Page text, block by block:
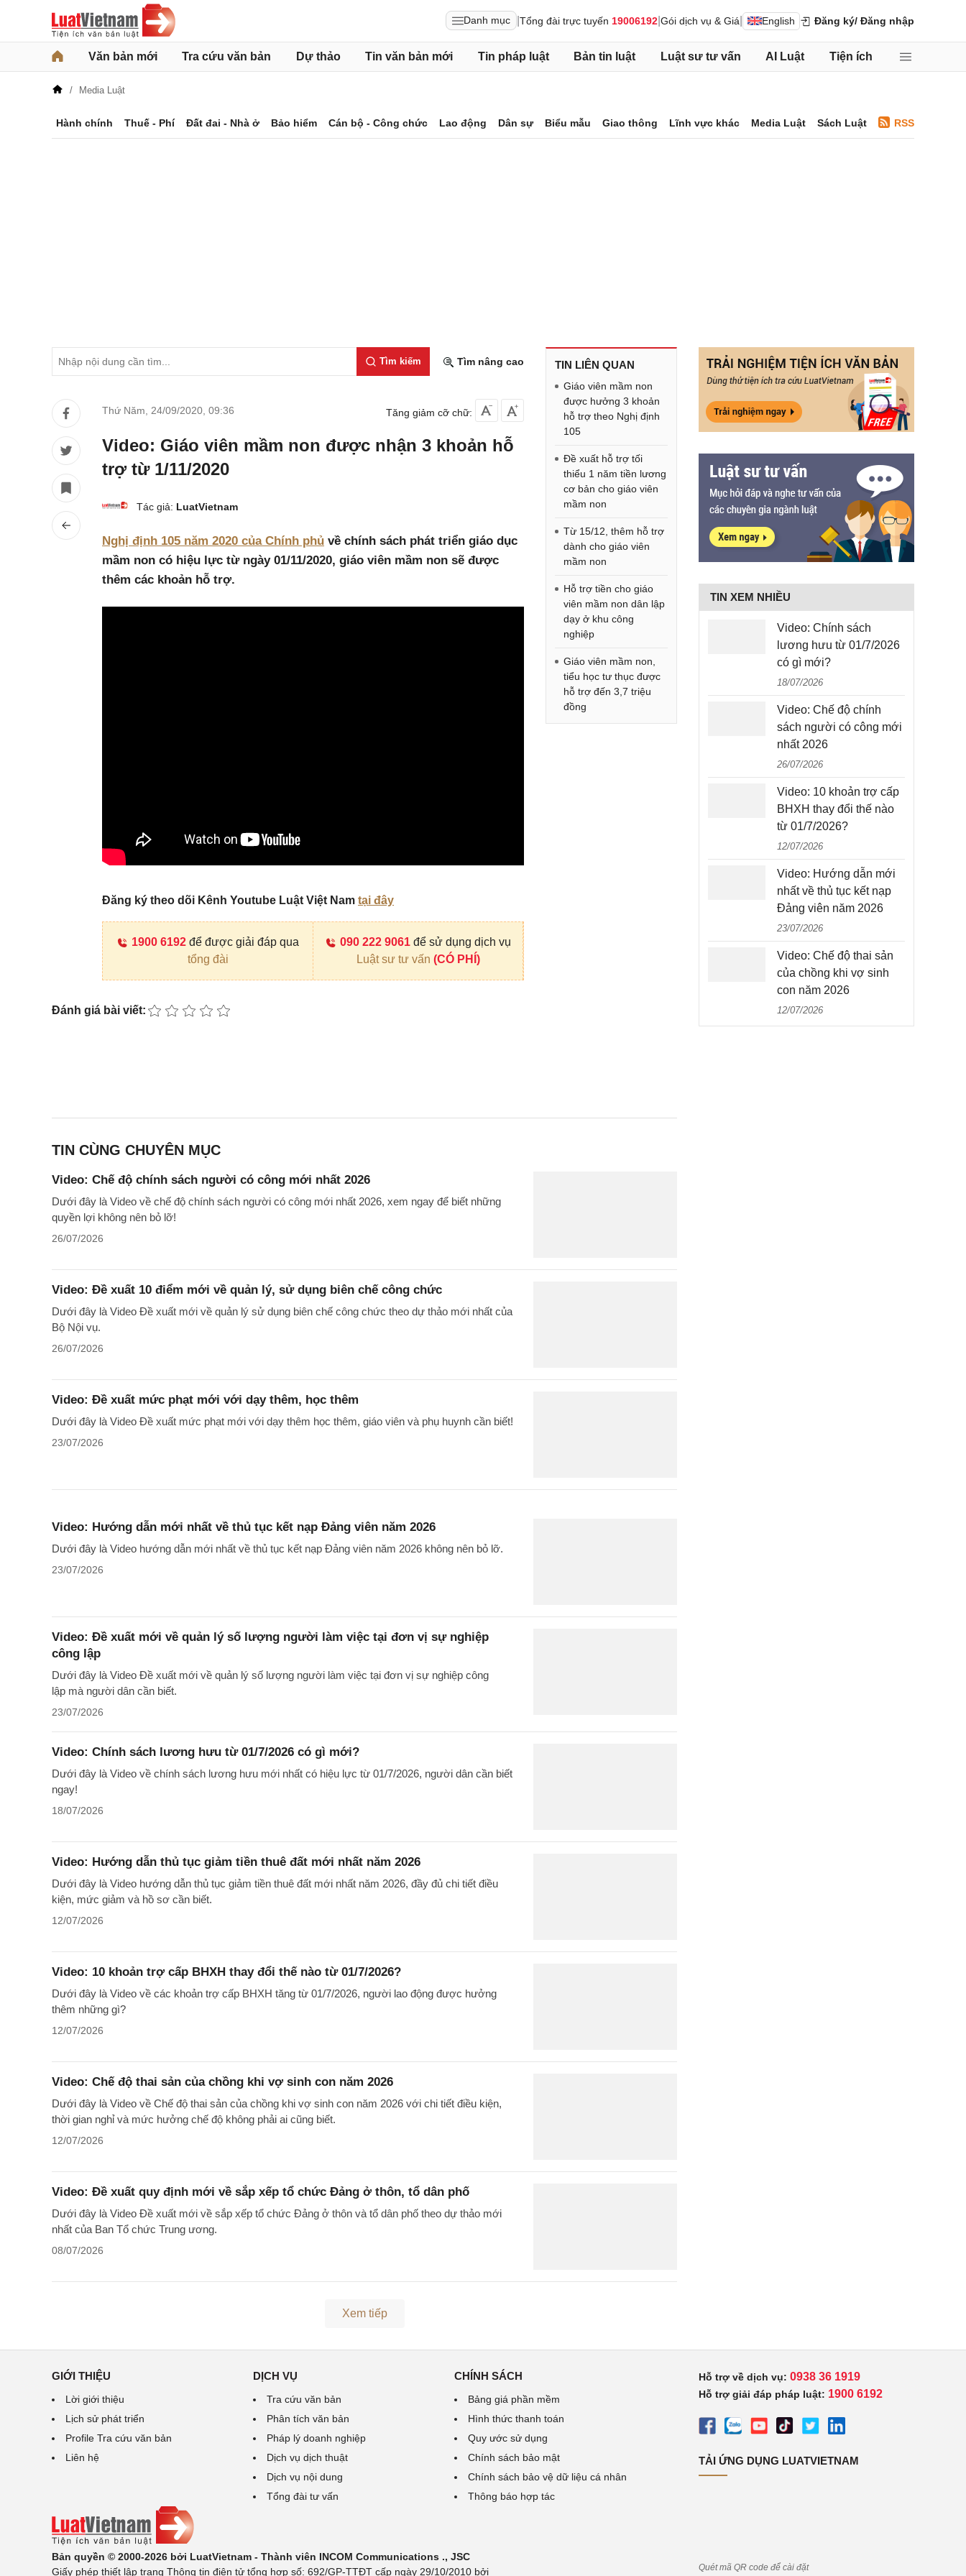
Danh mục Tổng đài trực tuyến 19006192 Gói dịch vụ & Giá English Đăng ký/ Đăng nhập
Văn bản mới Tra cứu văn bản Dự thảo Tin văn bản mới Tin pháp luật Bản tin luật Luật sư tư vấn AI Luật Tiện ích
Media Luật
Hành chính Thuế - Phí Đất đai - Nhà ở Bảo hiểm Cán bộ - Công chức Lao động Dân sự Biểu mẫu Giao thông Lĩnh vực khác Media Luật Sách Luật RSS
Tìm kiếm Tìm nâng cao
Thứ Năm, 24/09/2020 09:36 Tăng giảm cỡ chữ:
Video: Giáo viên mầm non được nhận 3 khoản hỗ
trợ từ 1/11/2020
Tác giả: LuatVietnam
Nghị định 105 năm 2020 của Chính phủ về chính sách phát triển giáo dục
mầm non có hiệu lực từ ngày 01/11/2020, giáo viên mầm non sẽ được
thêm các khoản hỗ trợ.
Đăng ký theo dõi Kênh Youtube Luật Việt Nam tại đây
1900 6192 để được giải đáp qua
tổng đài
090 222 9061 để sử dụng dịch vụ
Luật sư tư vấn (CÓ PHÍ)
Đánh giá bài viết:
TIN LIÊN QUAN
Giáo viên mầm non
được hưởng 3 khoản
hỗ trợ theo Nghị định
105
Đề xuất hỗ trợ tối
thiểu 1 năm tiền lương
cơ bản cho giáo viên
mầm non
Từ 15/12, thêm hỗ trợ
dành cho giáo viên
mầm non
Hỗ trợ tiền cho giáo
viên mầm non dân lập
dạy ở khu công
nghiệp
Giáo viên mầm non,
tiểu học tư thục được
hỗ trợ đến 3,7 triệu
đồng
TIN CÙNG CHUYÊN MỤC
Video: Chế độ chính sách người có công mới nhất 2026
Dưới đây là Video về chế độ chính sách người có công mới nhất 2026, xem ngay để biết những
quyền lợi không nên bỏ lỡ!
26/07/2026
Video: Đề xuất 10 điểm mới về quản lý, sử dụng biên chế công chức
Dưới đây là Video Đề xuất mới về quản lý sử dụng biên chế công chức theo dự thảo mới nhất của
Bộ Nội vụ.
26/07/2026
Video: Đề xuất mức phạt mới với dạy thêm, học thêm
Dưới đây là Video Đề xuất mức phạt mới với dạy thêm học thêm, giáo viên và phụ huynh cần biết!
23/07/2026
Video: Hướng dẫn mới nhất về thủ tục kết nạp Đảng viên năm 2026
Dưới đây là Video hướng dẫn mới nhất về thủ tục kết nạp Đảng viên năm 2026 không nên bỏ lỡ.
23/07/2026
Video: Đề xuất mới về quản lý số lượng người làm việc tại đơn vị sự nghiệp
công lập
Dưới đây là Video Đề xuất mới về quản lý số lượng người làm việc tại đơn vị sự nghiệp công
lập mà người dân cần biết.
23/07/2026
Video: Chính sách lương hưu từ 01/7/2026 có gì mới?
Dưới đây là Video về chính sách lương hưu mới nhất có hiệu lực từ 01/7/2026, người dân cần biết
ngay!
18/07/2026
Video: Hướng dẫn thủ tục giảm tiền thuê đất mới nhất năm 2026
Dưới đây là Video hướng dẫn thủ tục giảm tiền thuê đất mới nhất năm 2026, đầy đủ chi tiết điều
kiện, mức giảm và hồ sơ cần biết.
12/07/2026
Video: 10 khoản trợ cấp BHXH thay đổi thế nào từ 01/7/2026?
Dưới đây là Video về các khoản trợ cấp BHXH tăng từ 01/7/2026, người lao động được hưởng
thêm những gì?
12/07/2026
Video: Chế độ thai sản của chồng khi vợ sinh con năm 2026
Dưới đây là Video về Chế độ thai sản của chồng khi vợ sinh con năm 2026 với chi tiết điều kiện,
thời gian nghỉ và mức hưởng chế độ không phải ai cũng biết.
12/07/2026
Video: Đề xuất quy định mới về sắp xếp tổ chức Đảng ở thôn, tổ dân phố
Dưới đây là Video Đề xuất mới về sắp xếp tổ chức Đảng ở thôn và tổ dân phố theo dự thảo mới
nhất của Ban Tổ chức Trung ương.
08/07/2026
Xem tiếp
TIN XEM NHIỀU
Video: Chính sách
lương hưu từ 01/7/2026
có gì mới?
18/07/2026
Video: Chế độ chính
sách người có công mới
nhất 2026
26/07/2026
Video: 10 khoản trợ cấp
BHXH thay đổi thế nào
từ 01/7/2026?
12/07/2026
Video: Hướng dẫn mới
nhất về thủ tục kết nạp
Đảng viên năm 2026
23/07/2026
Video: Chế độ thai sản
của chồng khi vợ sinh
con năm 2026
12/07/2026
GIỚI THIỆU
Lời giới thiệu
Lịch sử phát triển
Profile Tra cứu văn bản
Liên hệ
DỊCH VỤ
Tra cứu văn bản
Phân tích văn bản
Pháp lý doanh nghiệp
Dịch vụ dịch thuật
Dịch vụ nội dung
Tổng đài tư vấn
CHÍNH SÁCH
Bảng giá phần mềm
Hình thức thanh toán
Quy ước sử dụng
Chính sách bảo mật
Chính sách bảo vệ dữ liệu cá nhân
Thông báo hợp tác
Bản quyền © 2000-2026 bởi LuatVietnam - Thành viên INCOM Communications ., JSC
Giấy phép thiết lập trang Thông tin điện tử tổng hợp số: 692/GP-TTĐT cấp ngày 29/10/2010 bởi
Hỗ trợ về dịch vụ: 0938 36 1919
Hỗ trợ giải đáp pháp luật: 1900 6192
TẢI ỨNG DỤNG LUATVIETNAM
Quét mã QR code để cài đặt